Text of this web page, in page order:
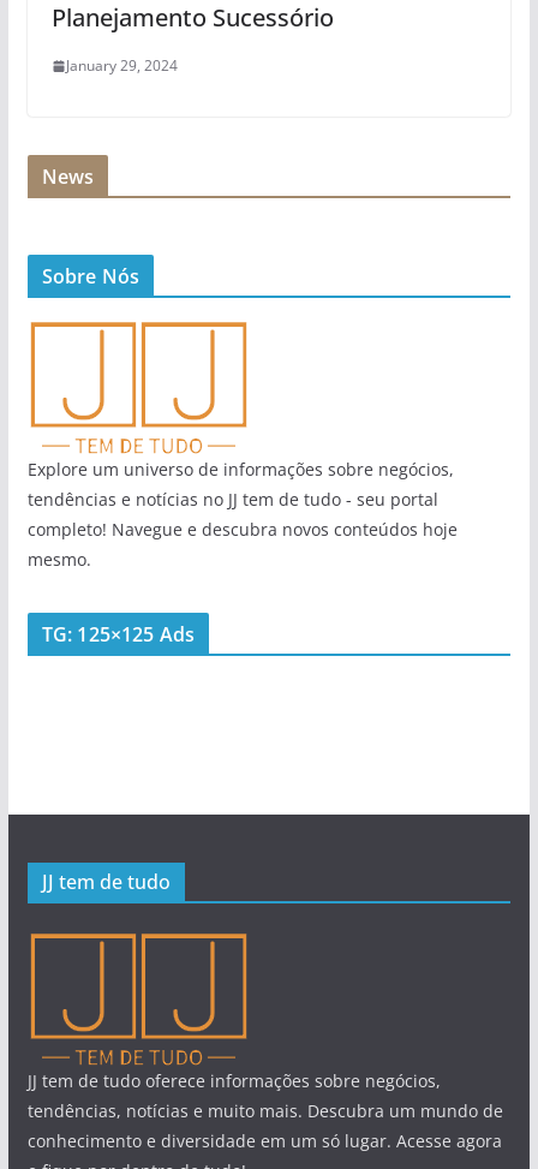
Planejamento Sucessório
January 29, 2024
News
Sobre Nós
Explore um universo de informações sobre negócios,
tendências e notícias no JJ tem de tudo - seu portal
completo! Navegue e descubra novos conteúdos hoje
mesmo.
TG: 125×125 Ads
JJ tem de tudo
JJ tem de tudo oferece informações sobre negócios,
tendências, notícias e muito mais. Descubra um mundo de
conhecimento e diversidade em um só lugar. Acesse agora